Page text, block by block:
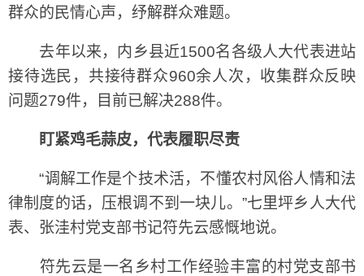
群众的民情心声，纾解群众难题。
去年以来，内乡县近1500名各级人大代表进站
接待选民，共接待群众960余人次，收集群众反映
问题279件，目前已解决288件。
盯紧鸡毛蒜皮，代表履职尽责
“调解工作是个技术活，不懂农村风俗人情和法
律制度的话，压根调不到一块儿。”七里坪乡人大代
表、张洼村党支部书记符先云感慨地说。
符先云是一名乡村工作经验丰富的村党支部书